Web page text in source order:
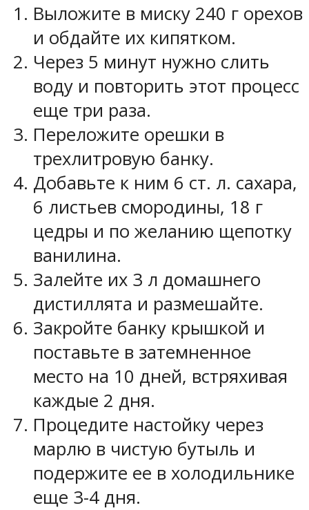
Выложите в миску 240 г орехов
и обдайте их кипятком.
Через 5 минут нужно слить
воду и повторить этот процесс
еще три раза.
Переложите орешки в
трехлитровую банку.
Добавьте к ним 6 ст. л. сахара,
6 листьев смородины, 18 г
цедры и по желанию щепотку
ванилина.
Залейте их 3 л домашнего
дистиллята и размешайте.
Закройте банку крышкой и
поставьте в затемненное
место на 10 дней, встряхивая
каждые 2 дня.
Процедите настойку через
марлю в чистую бутыль и
подержите ее в холодильнике
еще 3-4 дня.